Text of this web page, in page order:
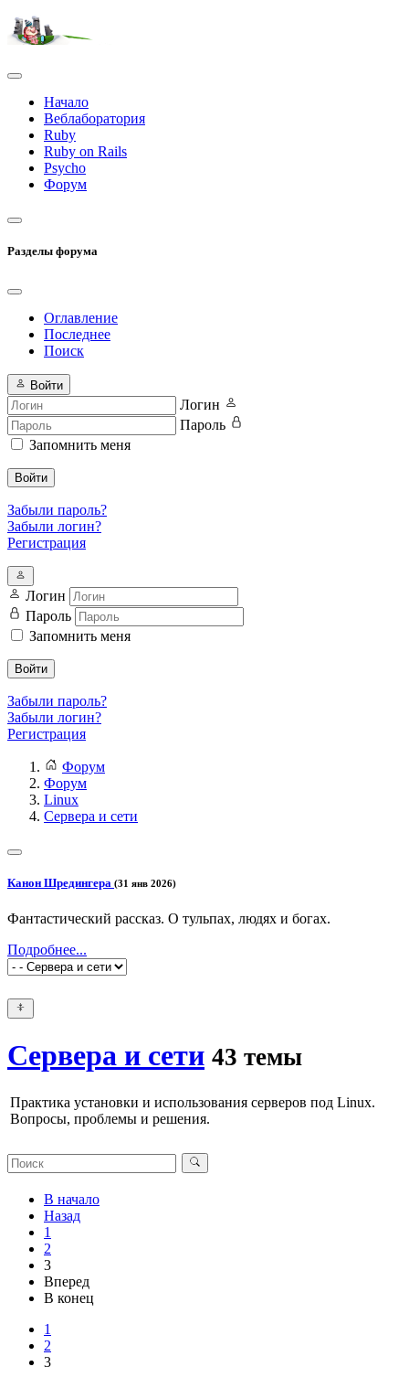
Начало
Веблаборатория
Ruby
Ruby on Rails
Psycho
Форум
Разделы форума
Оглавление
Последнее
Поиск
Войти
Логин
Пароль
Запомнить меня
Войти
Забыли пароль?
Забыли логин?
Регистрация
Логин
Пароль
Запомнить меня
Войти
Забыли пароль?
Забыли логин?
Регистрация
Форум
Форум
Linux
Сервера и сети
Канон Шредингера (31 янв 2026)
Фантастический рассказ. О тульпах, людях и богах.
Подробнее...
Сервера и сети 43 темы
Практика установки и использования серверов под Linux.
Вопросы, проблемы и решения.
В начало
Назад
1
2
3
Вперед
В конец
1
2
3